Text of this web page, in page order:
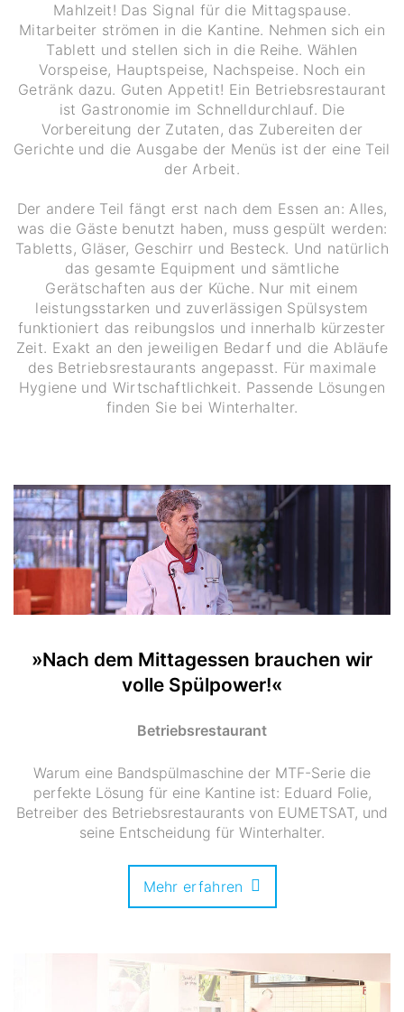
Mahlzeit! Das Signal für die Mittagspause.
Mitarbeiter strömen in die Kantine. Nehmen sich ein
Tablett und stellen sich in die Reihe. Wählen
Vorspeise, Hauptspeise, Nachspeise. Noch ein
Getränk dazu. Guten Appetit! Ein Betriebsrestaurant
ist Gastronomie im Schnelldurchlauf. Die
Vorbereitung der Zutaten, das Zubereiten der
Gerichte und die Ausgabe der Menüs ist der eine Teil
der Arbeit.
Der andere Teil fängt erst nach dem Essen an: Alles,
was die Gäste benutzt haben, muss gespült werden:
Tabletts, Gläser, Geschirr und Besteck. Und natürlich
das gesamte Equipment und sämtliche
Gerätschaften aus der Küche. Nur mit einem
leistungsstarken und zuverlässigen Spülsystem
funktioniert das reibungslos und innerhalb kürzester
Zeit. Exakt an den jeweiligen Bedarf und die Abläufe
des Betriebsrestaurants angepasst. Für maximale
Hygiene und Wirtschaftlichkeit. Passende Lösungen
finden Sie bei Winterhalter.
Betriebsrestaurant
»Nach dem Mittagessen brauchen wir
volle Spülpower!«
Warum eine Bandspülmaschine der MTF-Serie die
perfekte Lösung für eine Kantine ist: Eduard Folie,
Betreiber des Betriebsrestaurants von EUMETSAT, und
seine Entscheidung für Winterhalter.
Mehr erfahren